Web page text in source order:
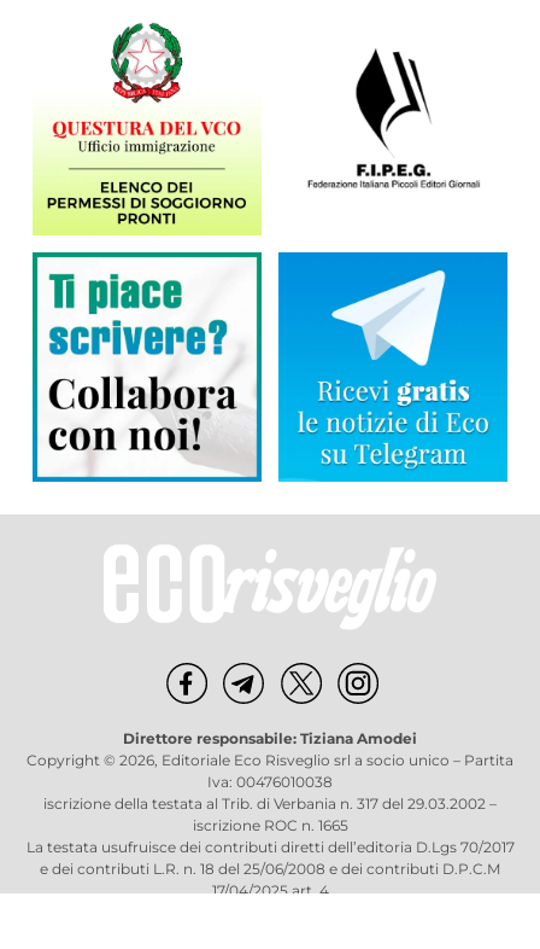
Direttore responsabile: Tiziana Amodei
Copyright © 2026, Editoriale Eco Risveglio srl a socio unico – Partita
Iva: 00476010038
iscrizione della testata al Trib. di Verbania n. 317 del 29.03.2002 –
iscrizione ROC n. 1665
La testata usufruisce dei contributi diretti dell’editoria D.Lgs 70/2017
e dei contributi L.R. n. 18 del 25/06/2008 e dei contributi D.P.C.M
17/04/2025 art. 4